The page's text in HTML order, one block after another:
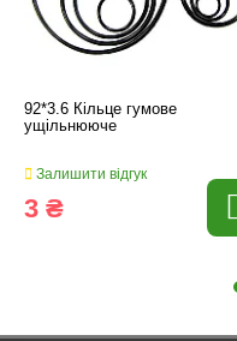
92*3.6 Кільце гумове
ущільнююче
Залишити відгук
3 ₴